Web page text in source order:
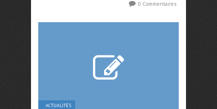
0 Commentaires
ACTUALITÉS